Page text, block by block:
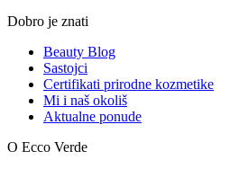
Dobro je znati
Beauty Blog
Sastojci
Certifikati prirodne kozmetike
Mi i naš okoliš
Aktualne ponude
O Ecco Verde